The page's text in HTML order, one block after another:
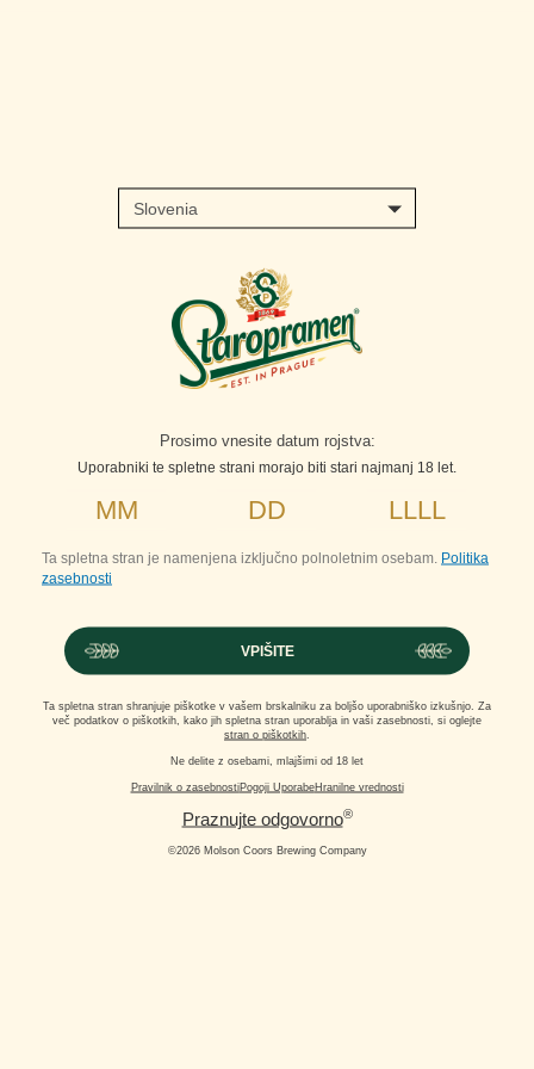
Prosimo vnesite datum rojstva:
Uporabniki te spletne strani morajo biti stari najmanj 18 let.
Ta spletna stran je namenjena izključno polnoletnim osebam. Politika
zasebnosti
VPIŠITE
Ta spletna stran shranjuje piškotke v vašem brskalniku za boljšo uporabniško izkušnjo. Za
več podatkov o piškotkih, kako jih spletna stran uporablja in vaši zasebnosti, si oglejte
stran o piškotkih
Ne delite z osebami, mlajšimi od 18 let
Pravilnik o zasebnostiPogoji UporabeHranilne vrednosti
Praznujte odgovorno®
©2026 Molson Coors Brewing Company